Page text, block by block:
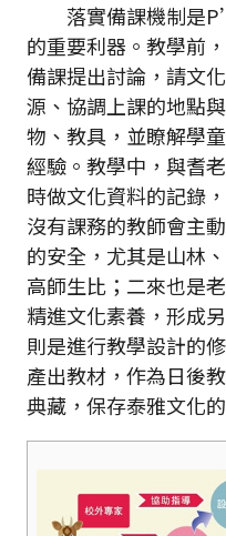
落實備課機制是
的重要利器。教學前
備課提出討論，請文
源、協調上課的地點
物、教具，並瞭解學
經驗。教學中，與耆
時做文化資料的記錄
沒有課務的教師會主
的安全，尤其是山林
高師生比；二來也是
精進文化素養，形成
則是進行教學設計的
產出教材，作為日後
典藏，保存泰雅文化